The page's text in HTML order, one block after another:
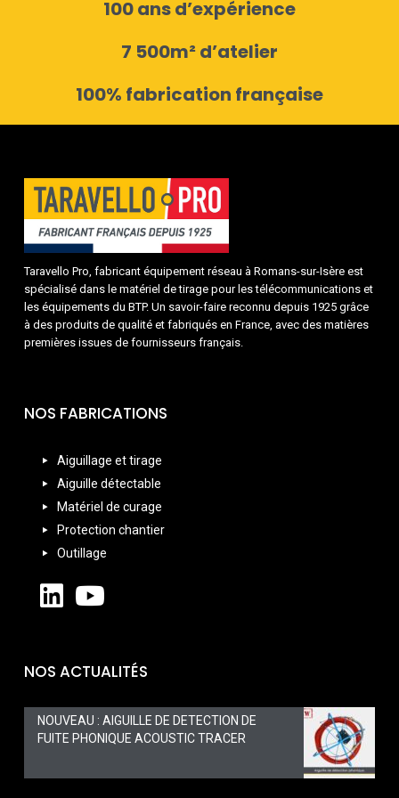
100 ans d’expérience
7 500m² d’atelier
100% fabrication française
Taravello Pro, fabricant équipement réseau à Romans-sur-Isère est
spécialisé dans le matériel de tirage pour les télécommunications et
les équipements du BTP. Un savoir-faire reconnu depuis 1925 grâce
à des produits de qualité et fabriqués en France, avec des matières
premières issues de fournisseurs français.
NOS FABRICATIONS
Aiguillage et tirage
Aiguille détectable
Matériel de curage
Protection chantier
Outillage
NOS ACTUALITÉS
NOUVEAU : AIGUILLE DE DETECTION DE
FUITE PHONIQUE ACOUSTIC TRACER